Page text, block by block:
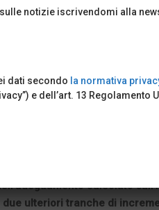
accordo per definire gli
calcolato
due ulteriori tranche di
notizie iscrivendomi alla
dati secondo la normativa
e dell’art. 13 Regolamento